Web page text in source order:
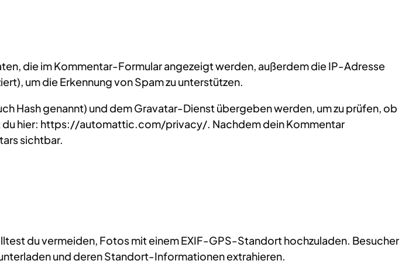
die im Kommentar-Formular angezeigt werden, außerdem die IP-Adresse
um die Erkennung von Spam zu unterstützen.
Hash genannt) und dem Gravatar-Dienst übergeben werden, um zu prüfen, ob
du hier: https://automattic.com/privacy/. Nachdem dein Kommentar
sichtbar.
du vermeiden, Fotos mit einem EXIF-GPS-Standort hochzuladen. Besucher
und deren Standort-Informationen extrahieren.